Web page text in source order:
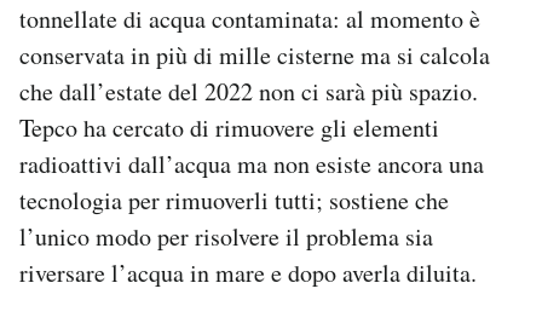
tonnellate di acqua contaminata: al momento è
conservata in più di mille cisterne ma si calcola
che dall’estate del 2022 non ci sarà più spazio.
Tepco ha cercato di rimuovere gli elementi
radioattivi dall’acqua ma non esiste ancora una
tecnologia per rimuoverli tutti; sostiene che
l’unico modo per risolvere il problema sia
riversare l’acqua in mare e dopo averla diluita.